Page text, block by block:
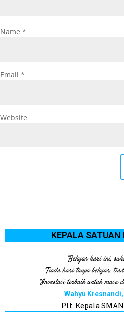
Name *
Email *
Website
KEPALA SATUAN
"Belajar hari ini,
"Tiada hari tanpa belajar,
"Investasi terbaik untuk masa
Wahyu
Plt. Kepala